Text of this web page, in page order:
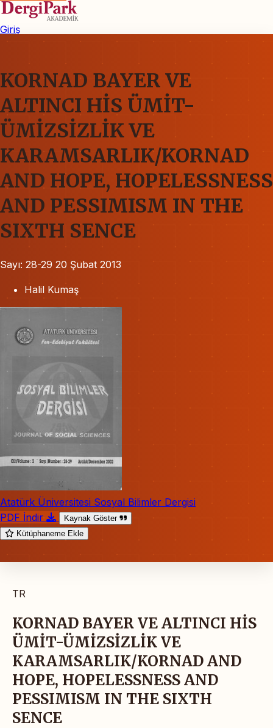
Giriş
KORNAD BAYER VE
ALTINCI HİS ÜMİT-
ÜMİZSİZLİK VE
KARAMSARLIK/KORNAD
AND HOPE, HOPELESSNESS
AND PESSIMISM IN THE
SIXTH SENCE
Sayı: 28-29 20 Şubat 2013
Halil Kumaş
Atatürk Üniversitesi Sosyal Bilimler Dergisi
PDF İndir
Kaynak Göster
Kütüphaneme Ekle
TR
KORNAD BAYER VE ALTINCI HİS
ÜMİT-ÜMİZSİZLİK VE
KARAMSARLIK/KORNAD AND
HOPE, HOPELESSNESS AND
PESSIMISM IN THE SIXTH
SENCE